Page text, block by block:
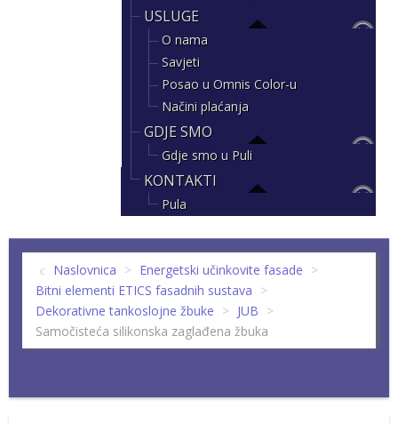
USLUGE
O nama
Savjeti
Posao u Omnis Color-u
Načini plaćanja
GDJE SMO
Gdje smo u Puli
KONTAKTI
Pula
Naslovnica > Energetski učinkovite fasade >
Bitni elementi ETICS fasadnih sustava >
Dekorativne tankoslojne žbuke > JUB >
Samočisteća silikonska zaglađena žbuka